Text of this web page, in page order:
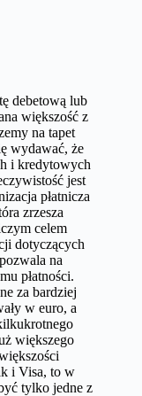
debetową lub
większość z
na tapet
wydawać, że
i kredytowych
jest
płatnicza
zrzesza
celem
dotyczących
na
płatności.
za bardziej
w euro, a
większego
i Visa, to w
tylko jedne z